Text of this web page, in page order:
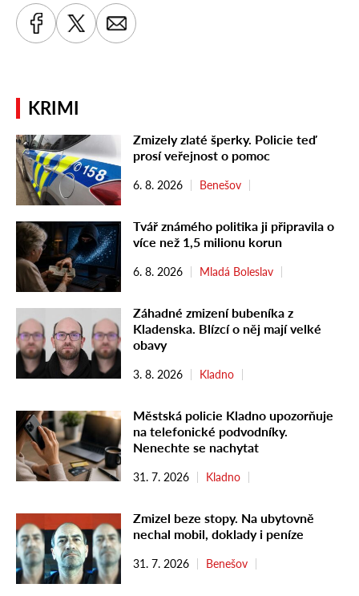
KRIMI
Zmizely zlaté šperky. Policie teď
prosí veřejnost o pomoc
6. 8. 2026 Benešov
Tvář známého politika ji připravila o
více než 1,5 milionu korun
6. 8. 2026 Mladá Boleslav
Záhadné zmizení bubeníka z
Kladenska. Blízcí o něj mají velké
obavy
3. 8. 2026 Kladno
Městská policie Kladno upozorňuje
na telefonické podvodníky.
Nenechte se nachytat
31. 7. 2026 Kladno
Zmizel beze stopy. Na ubytovně
nechal mobil, doklady i peníze
31. 7. 2026 Benešov